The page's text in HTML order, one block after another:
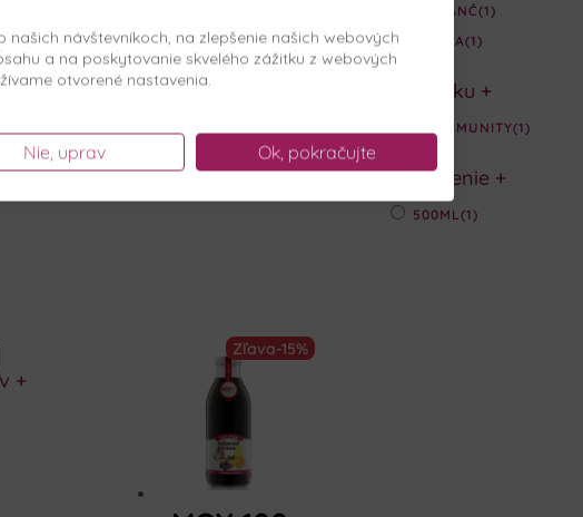
POMARANČ(1)
ARÓNIA(1)
Podľa účinku +
POSILNENIE IMUNITY(1)
Produkt Balenie +
500ML (1)
+
Zľava-15%
návštevníkoch, na zlepšenie našich webových
a na poskytovanie skvelého zážitku z webových
otvorené nastavenia.
Nie, uprav Ok, pokračujte